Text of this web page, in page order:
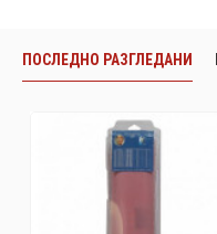
ПОСЛЕДНО РАЗГЛЕДАНИ